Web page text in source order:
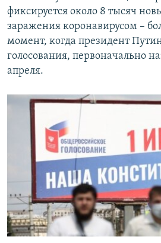
фиксируется около 8 тысяч
заражения коронавирусом –
момент, когда президент
голосования, первоначально
апреля.